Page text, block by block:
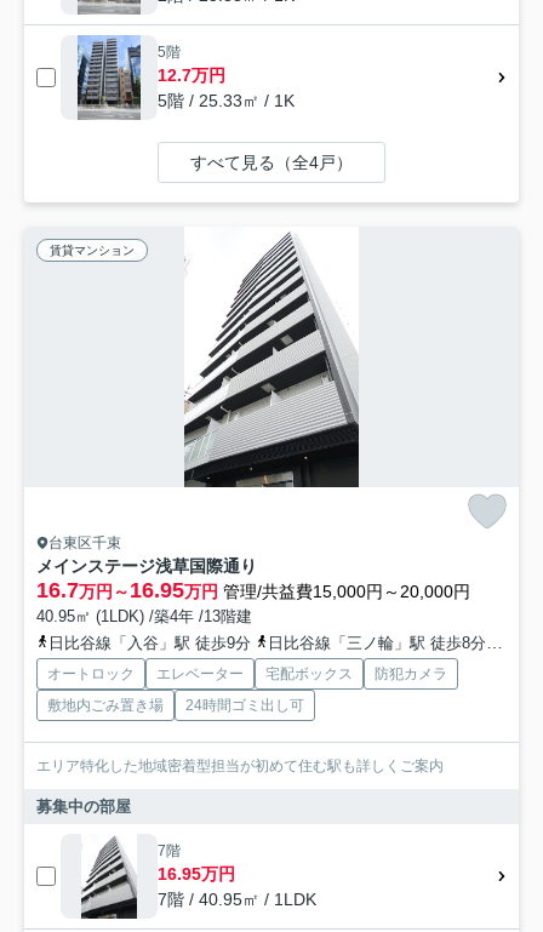
5階
12.7万円
5階 / 25.33㎡ / 1K
すべて見る（全4戸）
賃貸マンション
台東区千束
メインステージ浅草国際通り
16.7万円～16.95万円 管理/共益費15,000円～20,000円
40.95㎡ (1LDK) /築4年 /13階建
日比谷線「入谷」駅 徒歩9分
日比谷線「三ノ輪」駅 徒歩8分
オートロック エレベーター 宅配ボックス
防犯カメラ
敷地内ごみ置き場
24時間ゴミ出し可
エリア特化した地域密着型担当が初めて住む駅も詳しくご案内
募集中の部屋
7階
16.95万円
7階 / 40.95㎡ / 1LDK